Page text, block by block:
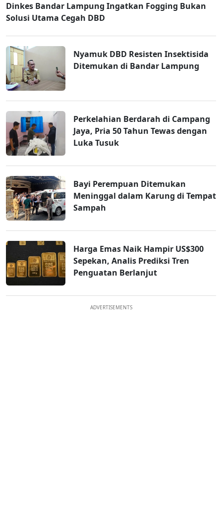
Dinkes Bandar Lampung Ingatkan Fogging Bukan
Solusi Utama Cegah DBD
Nyamuk DBD Resisten Insektisida
Ditemukan di Bandar Lampung
Perkelahian Berdarah di Campang
Jaya, Pria 50 Tahun Tewas dengan
Luka Tusuk
Bayi Perempuan Ditemukan
Meninggal dalam Karung di Tempat
Sampah
Harga Emas Naik Hampir US$300
Sepekan, Analis Prediksi Tren
Penguatan Berlanjut
ADVERTISEMENTS